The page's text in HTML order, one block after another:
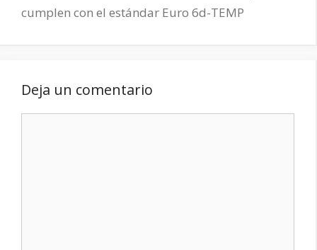
cumplen con el estándar Euro 6d-TEMP
Deja un comentario